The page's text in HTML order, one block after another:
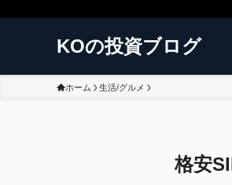
KOの投資ブログ
ホーム 生活/グルメ
格安